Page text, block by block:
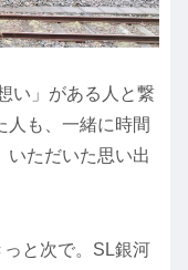
い」がある人と繋
人も、一緒に時間
いただいた思い出
と次で。SL銀河